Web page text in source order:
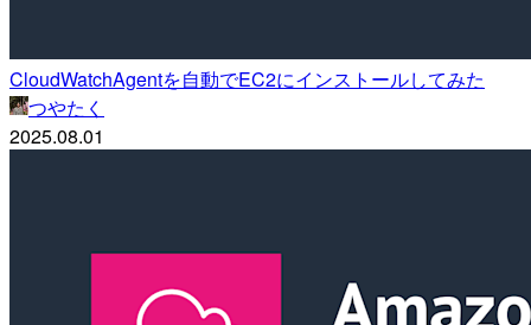
CloudWatchAgentを自動でEC2にインストールしてみた
つやたく
2025.08.01